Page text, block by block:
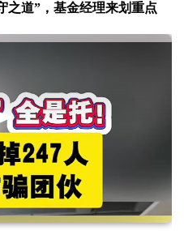
之道”，基金经理来划重点